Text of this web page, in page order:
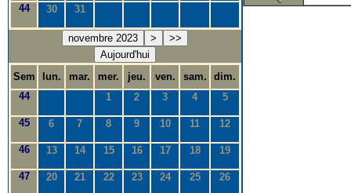
44 30 31
novembre 2023 >
>>
Aujourd'hui
Sem
lun. mar. mer. jeu. ven. sam.
dim.
44
1 2 3 4 5
45 6 7 8 9 10 11 12
46 13 14 15 16 17 18 19
47 20 21 22 23 24 25 26